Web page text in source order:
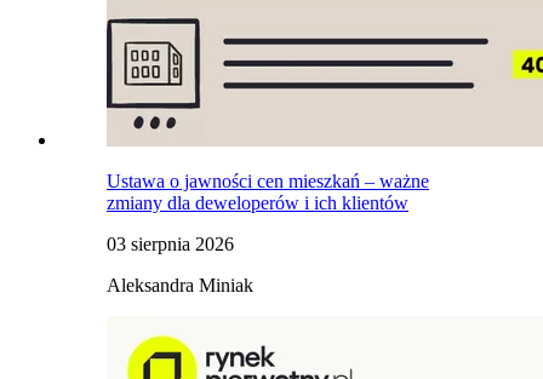
Ustawa o jawności cen mieszkań – ważne
zmiany dla deweloperów i ich klientów
03 sierpnia 2026
Aleksandra Miniak